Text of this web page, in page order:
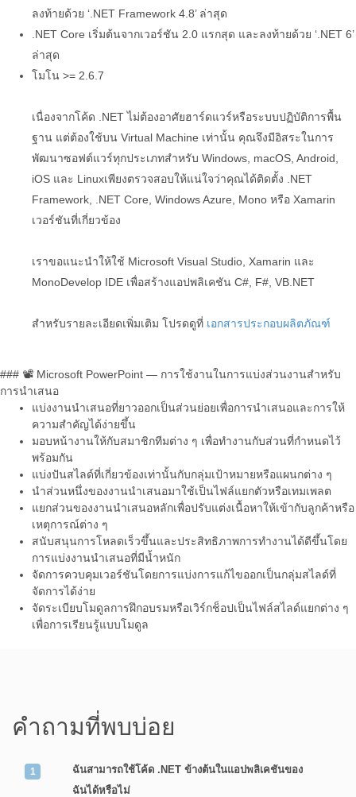
ลงท้ายด้วย ‘.NET Framework 4.8’ ล่าสุด
.NET Core เริ่มต้นจากเวอร์ชัน 2.0 แรกสุด และลงท้ายด้วย ‘.NET 6’
ล่าสุด
โมโน >= 2.6.7
เนื่องจากโค้ด .NET ไม่ต้องอาศัยฮาร์ดแวร์หรือระบบปฏิบัติการพื้น
ฐาน แต่ต้องใช้บน Virtual Machine เท่านั้น คุณจึงมีอิสระในการ
พัฒนาซอฟต์แวร์ทุกประเภทสำหรับ Windows, macOS, Android,
iOS และ Linuxเพียงตรวจสอบให้แน่ใจว่าคุณได้ติดตั้ง .NET
Framework, .NET Core, Windows Azure, Mono หรือ Xamarin
เวอร์ชันที่เกี่ยวข้อง
เราขอแนะนำให้ใช้ Microsoft Visual Studio, Xamarin และ
MonoDevelop IDE เพื่อสร้างแอปพลิเคชัน C#, F#, VB.NET
สำหรับรายละเอียดเพิ่มเติม โปรดดูที่ เอกสารประกอบผลิตภัณฑ์
### 📽️ Microsoft PowerPoint — การใช้งานในการแบ่งส่วนงานสำหรับ
การนำเสนอ
แบ่งงานนำเสนอที่ยาวออกเป็นส่วนย่อยเพื่อการนำเสนอและการให้
ความสำคัญได้ง่ายขึ้น
มอบหน้างานให้กับสมาชิกทีมต่าง ๆ เพื่อทำงานกับส่วนที่กำหนดไว้
พร้อมกัน
แบ่งปันสไลด์ที่เกี่ยวข้องเท่านั้นกับกลุ่มเป้าหมายหรือแผนกต่าง ๆ
นำส่วนหนึ่งของงานนำเสนอมาใช้เป็นไฟล์แยกตัวหรือเทมเพลต
แยกส่วนของงานนำเสนอหลักเพื่อปรับแต่งเนื้อหาให้เข้ากับลูกค้าหรือ
เหตุการณ์ต่าง ๆ
สนับสนุนการโหลดเร็วขึ้นและประสิทธิภาพการทำงานได้ดีขึ้นโดย
การแบ่งงานนำเสนอที่มีน้ำหนัก
จัดการควบคุมเวอร์ชันโดยการแบ่งการแก้ไขออกเป็นกลุ่มสไลด์ที่
จัดการได้ง่าย
จัดระเบียบโมดูลการฝึกอบรมหรือเวิร์กช็อปเป็นไฟล์สไลด์แยกต่าง ๆ
เพื่อการเรียนรู้แบบโมดูล
คำถามที่พบบ่อย
ฉันสามารถใช้โค้ด .NET ข้างต้นในแอปพลิเคชันของ
ฉันได้หรือไม่